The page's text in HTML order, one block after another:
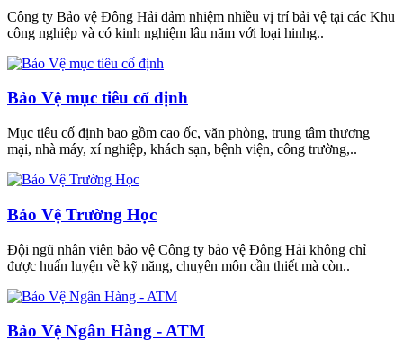
Công ty Bảo vệ Đông Hải đảm nhiệm nhiều vị trí bải vệ tại các Khu
công nghiệp và có kinh nghiệm lâu năm với loại hinhg..
Bảo Vệ mục tiêu cố định
Mục tiêu cố định bao gồm cao ốc, văn phòng, trung tâm thương
mại, nhà máy, xí nghiệp, khách sạn, bệnh viện, công trường,..
Bảo Vệ Trường Học
Đội ngũ nhân viên bảo vệ Công ty bảo vệ Đông Hải không chỉ
được huấn luyện về kỹ năng, chuyên môn cần thiết mà còn..
Bảo Vệ Ngân Hàng - ATM